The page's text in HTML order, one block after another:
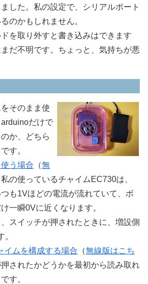
した。私の設定で、シリアルポート
のかもしれません。
を取り外すと書き込みはできます
だ不明です。ちょっと、気持ちが悪
そのまま使
だけで
か、どちら
す。
う場合 （無
の使っているチャイムEC730は、
も1Vほどの電流が流れていて、ボ
一瞬0Vに近くなります。
スイッチが押されたときに、増設側
イムを構成する場合 （無線版はこち
されたかどうかを最初から読み取れ
す。